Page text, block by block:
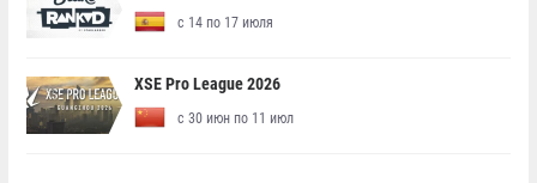
с 14 по 17 июля
XSE Pro League 2026
с 30 июн по 11 июл